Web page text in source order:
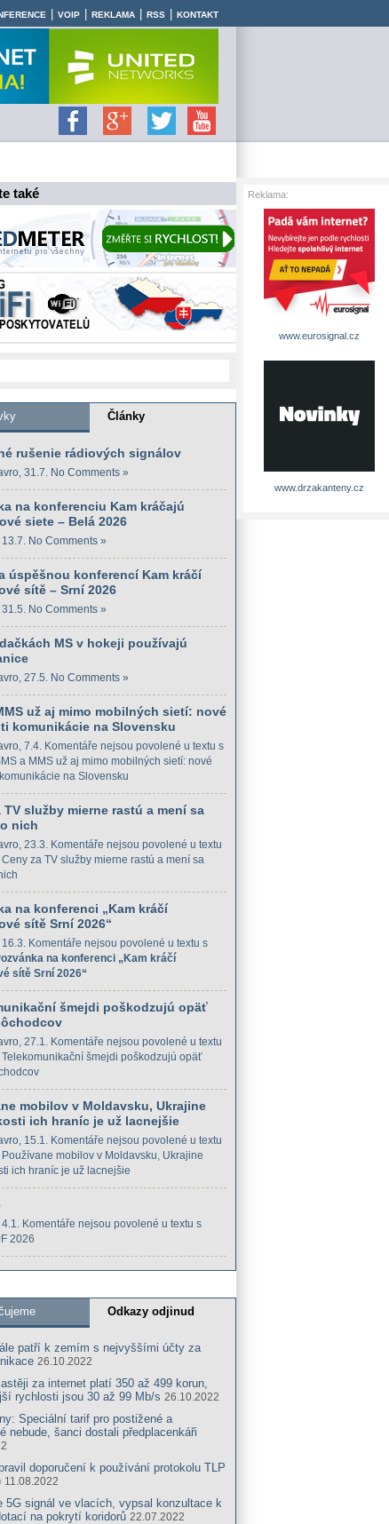
VOIP REKLAMA RSS KONTAKT
také
Články
rušenie rádiových signálov
, 31.7. No Comments »
na konferenciu Kam kráčajú
siete – Belá 2026
, 13.7. No Comments »
úspěšnou konferencí Kam kráčí
sítě – Srní 2026
, 31.5. No Comments »
MS v hokeji používajú
, 27.5. No Comments »
už aj mimo mobilných sietí: nové
komunikácie na Slovensku
, 7.4. Komentáře nejsou povolené u textu s
a MMS už aj mimo mobilných sietí: nové
na Slovensku
TV služby mierne rastú a mení sa
nich
, 23.3. Komentáře nejsou povolené u textu
za TV služby mierne rastú a mení sa
na konferenci „Kam kráčí
sítě Srní 2026“
, 16.3. Komentáře nejsou povolené u textu s
na konferenci „Kam kráčí
sítě Srní 2026“
šmejdi poškodzujú opäť
, 27.1. Komentáře nejsou povolené u textu
Telekomunikační šmejdi poškodzujú opäť
mobilov v Moldavsku, Ukrajine
ich hraníc je už lacnejšie
, 15.1. Komentáře nejsou povolené u textu
mobilov v Moldavsku, Ukrajine
ich hraníc je už lacnejšie
, 4.1. Komentáře nejsou povolené u textu s
2026
Odkazy odjinud
patří k zemím s nejvyššími účty za
26.10.2022
za internet platí 350 až 499 korun,
rychlosti jsou 30 až 99 Mb/s 26.10.2022
Speciální tarif pro postižené a
nebude, šanci dostali předplacenkáři
doporučení k používání protokolu TLP
11.08.2022
5G signál ve vlacích, vypsal konzultace k
na pokrytí koridorů 22.07.2022
Reklama:
www.eurosignal.cz
www.drzakanteny.cz